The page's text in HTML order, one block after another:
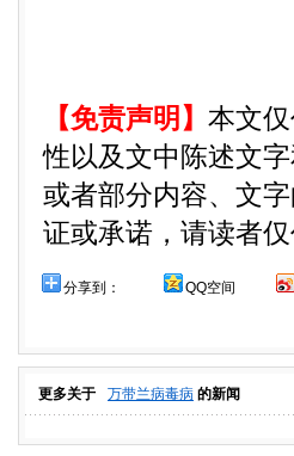
【免责声明】 本文
性以及文中陈述文
或者部分内容、文
证或承诺，请读者
分享到： QQ空间
更多关于 万带兰病毒病 的新闻